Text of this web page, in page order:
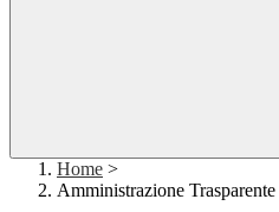
Home >
Amministrazione Trasparente